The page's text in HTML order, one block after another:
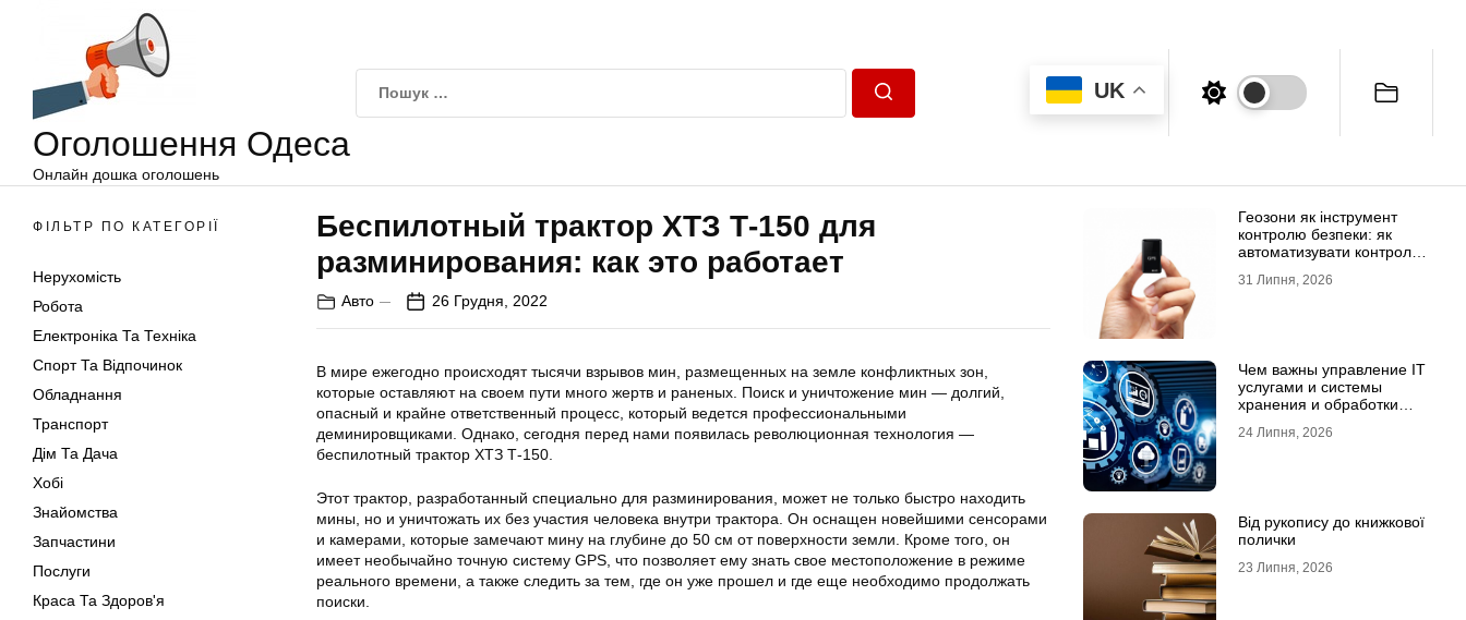
Оголошення Одеса
Онлайн дошка оголошень
UK
ФІЛЬТР ПО КАТЕГОРІЇ
Нерухомість
Робота
Електроніка Та Техніка
Спорт Та Відпочинок
Обладнання
Транспорт
Дім Та Дача
Хобі
Знайомства
Запчастини
Послуги
Краса Та Здоров'я
Беспилотный трактор ХТЗ Т-150 для
разминирования: как это работает
Авто 26 Грудня, 2022
В мире ежегодно происходят тысячи взрывов мин, размещенных на земле конфликтных зон,
которые оставляют на своем пути много жертв и раненых. Поиск и уничтожение мин — долгий,
опасный и крайне ответственный процесс, который ведется профессиональными
деминировщиками. Однако, сегодня перед нами появилась революционная технология —
беспилотный трактор ХТЗ Т-150.
Этот трактор, разработанный специально для разминирования, может не только быстро находить
мины, но и уничтожать их без участия человека внутри трактора. Он оснащен новейшими сенсорами
и камерами, которые замечают мину на глубине до 50 см от поверхности земли. Кроме того, он
имеет необычайно точную систему GPS, что позволяет ему знать свое местоположение в режиме
реального времени, а также следить за тем, где он уже прошел и где еще необходимо продолжать
поиски.
Геозони як інструмент
контролю безпеки: як
автоматизувати контроль
31 Липня, 2026
Чем важны управление IT
услугами и системы
хранения и обработки
24 Липня, 2026
Від рукопису до книжкової
полички
23 Липня, 2026